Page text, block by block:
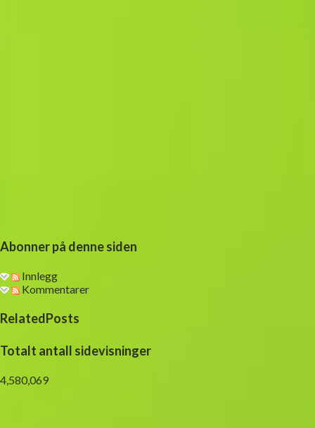
Abonner på denne siden
Innlegg
Kommentarer
RelatedPosts
Totalt antall sidevisninger
4,580,069